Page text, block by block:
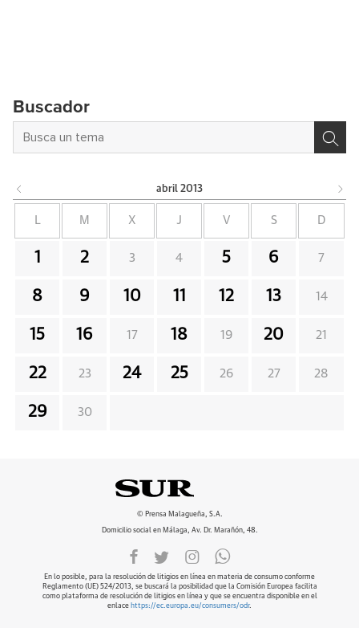
Buscador
abril 2013
L M X J V S D
1 2 3 4 5 6 7
8 9 10 11 12 13 14
15 16 17 18 19 20 21
22 23 24 25 26 27 28
29 30
© Prensa Malagueña, S.A.
Domicilio social en Málaga, Av. Dr. Marañón, 48.
En lo posible, para la resolución de litigios en línea en materia de consumo conforme
Reglamento (UE) 524/2013, se buscará la posibilidad que la Comisión Europea facilita
como plataforma de resolución de litigios en línea y que se encuentra disponible en el
enlace https://ec.europa.eu/consumers/odr.